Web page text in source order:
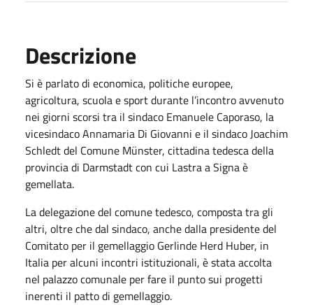
Descrizione
Si è parlato di economica, politiche europee,
agricoltura, scuola e sport durante l’incontro avvenuto
nei giorni scorsi tra il sindaco Emanuele Caporaso, la
vicesindaco Annamaria Di Giovanni e il sindaco Joachim
Schledt del Comune Münster, cittadina tedesca della
provincia di Darmstadt con cui Lastra a Signa è
gemellata.
La delegazione del comune tedesco, composta tra gli
altri, oltre che dal sindaco, anche dalla presidente del
Comitato per il gemellaggio Gerlinde Herd Huber, in
Italia per alcuni incontri istituzionali, è stata accolta
nel palazzo comunale per fare il punto sui progetti
inerenti il patto di gemellaggio.